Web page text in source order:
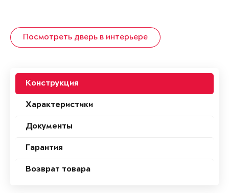
Посмотреть дверь в интерьере
Конструкция
Характеристики
Документы
Гарантия
Возврат товара